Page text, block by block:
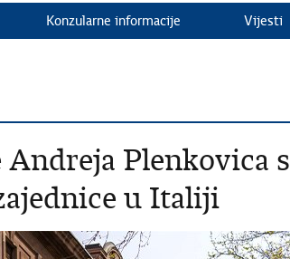
Konzularne informacije Vijesti
Plenkovica s
u Italiji